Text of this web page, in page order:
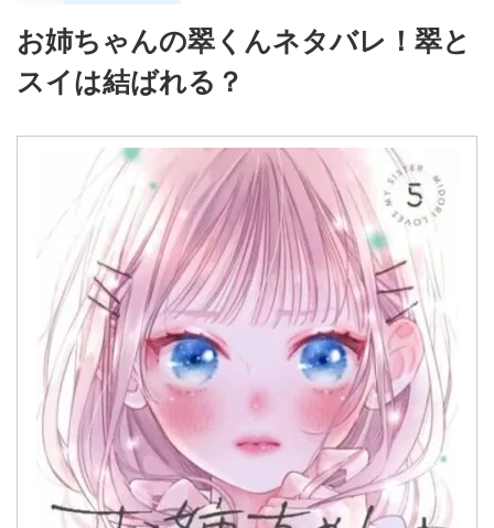
お姉ちゃんの翠くんネタバレ！翠と
スイは結ばれる？